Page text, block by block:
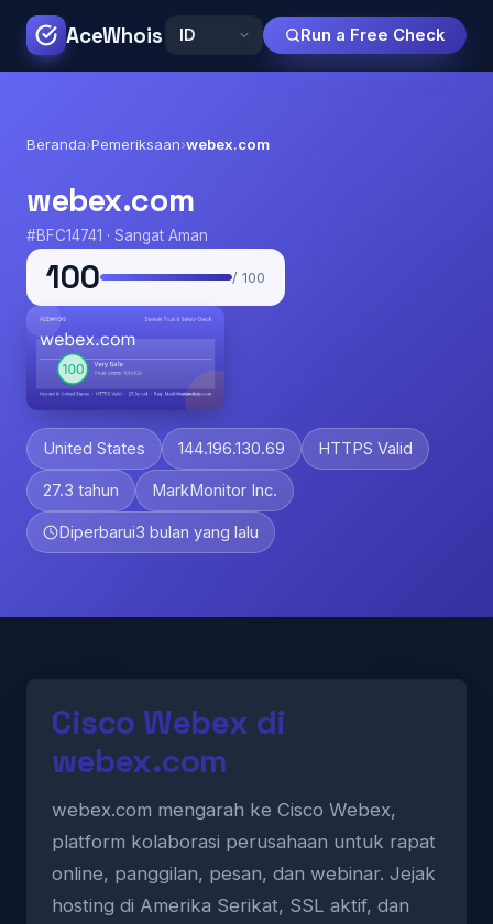
AceWhois Run a Free Check
Beranda›Pemeriksaan›webex.com
webex.com
#BFC14741 · Sangat Aman
100 / 100
United States 144.196.130.69 HTTPS Valid
27.3 tahun MarkMonitor Inc.
Diperbarui3 bulan yang lalu
Cisco Webex di
webex.com
webex.com mengarah ke Cisco Webex,
platform kolaborasi perusahaan untuk rapat
online, panggilan, pesan, dan webinar. Jejak
hosting di Amerika Serikat, SSL aktif, dan